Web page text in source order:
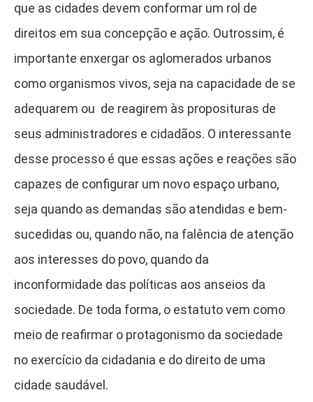
que as cidades devem conformar um rol de
direitos em sua concepção e ação. Outrossim, é
importante enxergar os aglomerados urbanos
como organismos vivos, seja na capacidade de se
adequarem ou de reagirem às proposituras de
seus administradores e cidadãos. O interessante
desse processo é que essas ações e reações são
capazes de configurar um novo espaço urbano,
seja quando as demandas são atendidas e bem-
sucedidas ou, quando não, na falência de atenção
aos interesses do povo, quando da
inconformidade das políticas aos anseios da
sociedade. De toda forma, o estatuto vem como
meio de reafirmar o protagonismo da sociedade
no exercício da cidadania e do direito de uma
cidade saudável.